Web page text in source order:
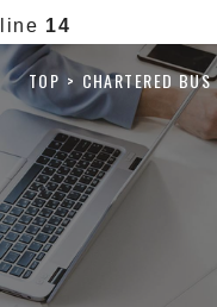
line 14
TOP CHARTERED BUS